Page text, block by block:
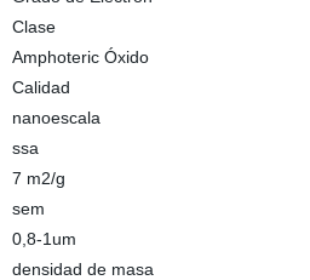
Clase
Amphoteric Óxido
Calidad
nanoescala
ssa
7 m2/g
sem
0,8-1um
densidad de masa